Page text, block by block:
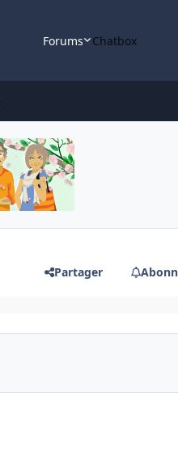
Forums Chatbox
Partager